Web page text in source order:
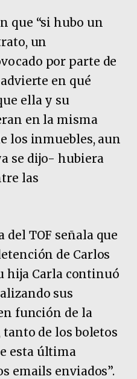
que “si hubo un
un
por parte de
en qué
ella y su
en la misma
los inmuebles, aun
se dijo- hubiera
las
del TOF señala que
de Carlos
hija Carla continuó
sus
función de la
de los boletos
esta última
emails enviados”.